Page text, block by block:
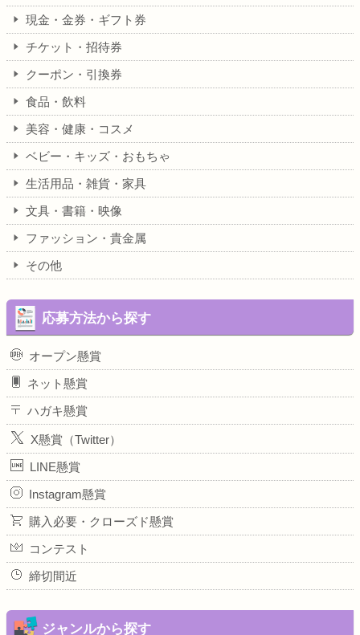
現金・金券・ギフト券
チケット・招待券
クーポン・引換券
食品・飲料
美容・健康・コスメ
ベビー・キッズ・おもちゃ
生活用品・雑貨・家具
文具・書籍・映像
ファッション・貴金属
その他
応募方法から探す
オープン懸賞
ネット懸賞
ハガキ懸賞
X懸賞（Twitter）
LINE懸賞
Instagram懸賞
購入必要・クローズド懸賞
コンテスト
締切間近
ジャンルから探す